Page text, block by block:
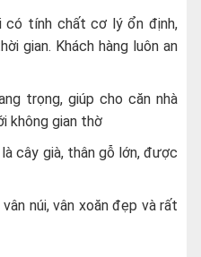
có tính chất cơ lý ổn định,
gian. Khách hàng luôn an
trọng, giúp cho căn nhà
không gian thờ
cây già, thân gỗ lớn, được
núi, vân xoăn đẹp và rất